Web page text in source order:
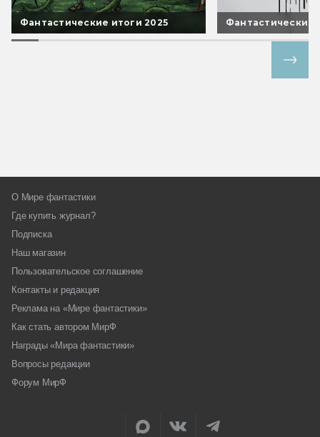
Фантастические итоги 2025 Фантастические
О Мире фантастики
Где купить журнал?
Подписка
Наш магазин
Пользовательское соглашение
Контакты и редакция
Реклама на «Мире фантастики»
Как стать автором МирФ
Награды «Мира фантастики»
Вопросы редакции
Форум МирФ